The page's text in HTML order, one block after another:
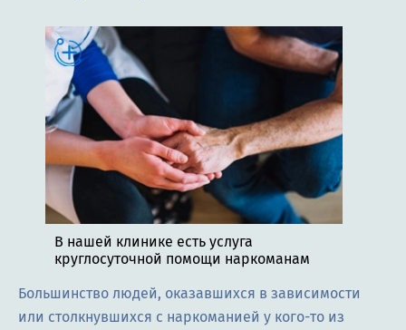
В нашей клинике есть услуга
круглосуточной помощи наркоманам
Большинство людей, оказавшихся в зависимости
или столкнувшихся с наркоманией у кого-то из